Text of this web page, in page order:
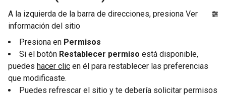
A la izquierda de la barra de direcciones, presiona Ver
información del sitio
Presiona en Permisos
Si el botón Restablecer permiso está disponible,
puedes hacer clic en él para restablecer las preferencias
que modificaste.
Puedes refrescar el sitio y te debería solicitar permisos